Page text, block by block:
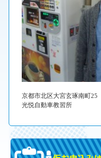
京都市北区大宮玄琢南町25
光悦自動車教習所